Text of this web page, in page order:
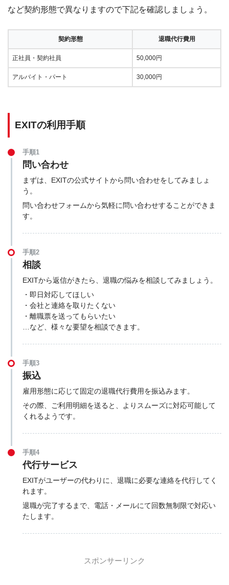
など契約形態で異なりますので下記を確認しましょう。
契約形態 退職代行費用
正社員・契約社員 50,000円
アルバイト・パート 30,000円
EXITの利用手順
手順1
問い合わせ
まずは、EXITの公式サイトから問い合わせをしてみましょ
う。
問い合わせフォームから気軽に問い合わせすることができま
す。
手順2
相談
EXITから返信がきたら、退職の悩みを相談してみましょう。
・即日対応してほしい
・会社と連絡を取りたくない
・離職票を送ってもらいたい
…など、様々な要望を相談できます。
手順3
振込
雇用形態に応じて固定の退職代行費用を振込みます。
その際、ご利用明細を送ると、よりスムーズに対応可能して
くれるようです。
手順4
代行サービス
EXITがユーザーの代わりに、退職に必要な連絡を代行してく
れます。
退職が完了するまで、電話・メールにて回数無制限で対応い
たします。
スポンサーリンク